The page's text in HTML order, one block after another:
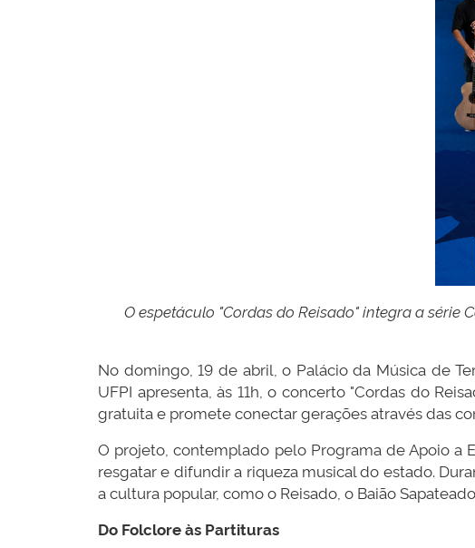
O espetáculo "Cordas do Reisado" integra a
No domingo, 19 de abril, o Palácio da Música de
UFPI apresenta, às 11h, o concerto "Cordas do
gratuita e promete conectar gerações através das
O projeto, contemplado pelo Programa de Apoio a
resgatar e difundir a riqueza musical do estado.
a cultura popular, como o Reisado, o Baião
Do Folclore às Partituras